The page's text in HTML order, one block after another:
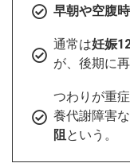
早朝や空腹時
通常は妊娠
が、後期に
つわりが重
養代謝障害
阻という。